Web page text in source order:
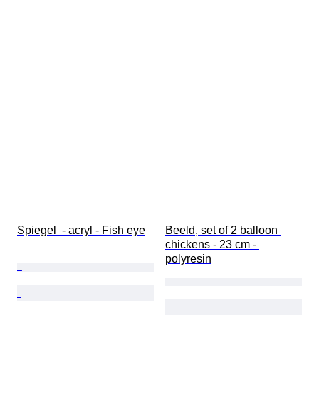
Spiegel  - acryl - Fish eye
Beeld, set of 2 balloon
chickens - 23 cm -
polyresin